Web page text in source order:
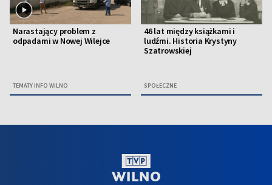
Narastający problem z
odpadami w Nowej Wilejce
TEMATY INFO WILNO
46 lat między książkami i
ludźmi. Historia Krystyny
Szatrowskiej
SPOŁECZNE